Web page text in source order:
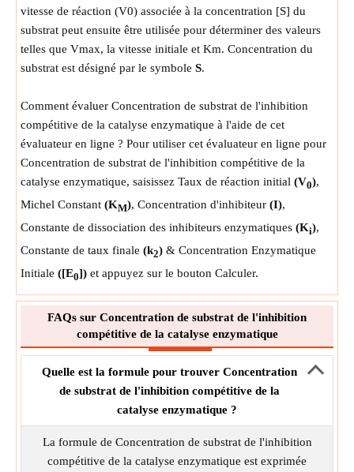
vitesse de réaction (V0) associée à la concentration [S] du
substrat peut ensuite être utilisée pour déterminer des valeurs
telles que Vmax, la vitesse initiale et Km. Concentration du
substrat est désigné par le symbole S.
Comment évaluer Concentration de substrat de l'inhibition
compétitive de la catalyse enzymatique à l'aide de cet
évaluateur en ligne ? Pour utiliser cet évaluateur en ligne pour
Concentration de substrat de l'inhibition compétitive de la
catalyse enzymatique, saisissez Taux de réaction initial (V0),
Michel Constant (KM), Concentration d'inhibiteur (I),
Constante de dissociation des inhibiteurs enzymatiques (Ki),
Constante de taux finale (k2) & Concentration Enzymatique
Initiale ([E0]) et appuyez sur le bouton Calculer.
FAQs sur Concentration de substrat de l'inhibition
compétitive de la catalyse enzymatique
Quelle est la formule pour trouver Concentration
de substrat de l'inhibition compétitive de la
catalyse enzymatique ?
La formule de Concentration de substrat de l'inhibition
compétitive de la catalyse enzymatique est exprimée